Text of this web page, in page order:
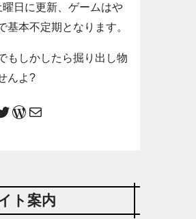
日に更新、ゲームはや
基本不定期となります。
もしかしたら掘り出し物
んよ?
ト案内